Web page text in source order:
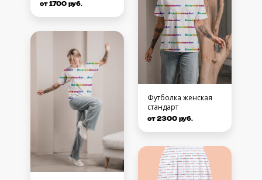
от 1700 руб.
Футболка женская
стандарт
от 2300 руб.